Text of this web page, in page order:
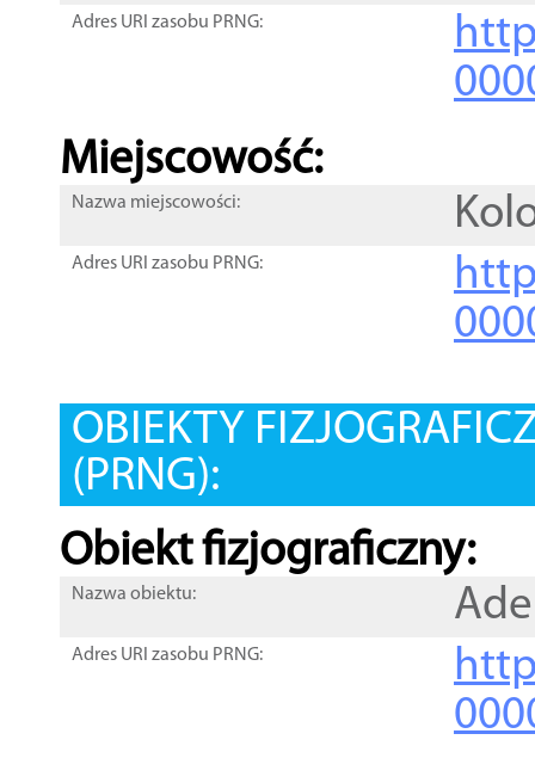
Adres URI zasobu PRNG:
Miejscowość:
Nazwa miejscowości:
Adres URI zasobu PRNG:
OBIEKTY
(PRNG):
Obiekt fizjograficzny:
Nazwa obiektu:
Adres URI zasobu PRNG: